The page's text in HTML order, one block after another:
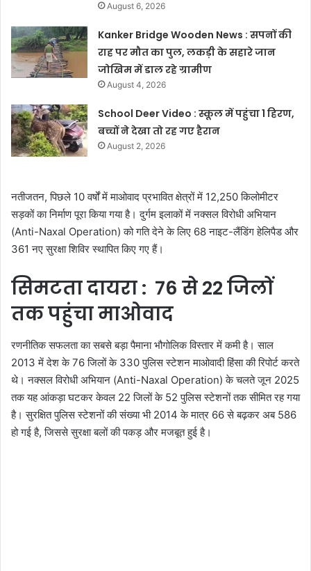
August 6, 2026
Kanker Bridge Wooden News : सपनों की
राह पर मौत का पुल, लकड़ी के सहारे जान
जोखिम में डाल रहे ग्रामीण
August 4, 2026
School Deer Video : स्कूल में पहुंचा 1 हिरण,
बच्चों ने देखा तो रह गए हैरान
August 2, 2026
नतीजतन, पिछले 10 वर्षों में माओवाद प्रभावित क्षेत्रों में 12,250 किलोमीटर
सड़कों का निर्माण पूरा किया गया है। दुर्गम इलाकों में नक्सल विरोधी अभियान
(Anti-Naxal Operation) को गति देने के लिए 68 नाइट-लैंडिंग हेलिपैड और
361 नए सुरक्षा शिविर स्थापित किए गए हैं।
सिमटता दायरा : 76 से 22 जिलों
तक पहुंचा माओवाद
रणनीतिक सफलता का सबसे बड़ा पैमाना भौगोलिक विस्तार में कमी है। साल
2013 में देश के 76 जिलों के 330 पुलिस स्टेशन माओवादी हिंसा की रिपोर्ट करते
थे। नक्सल विरोधी अभियान (Anti-Naxal Operation) के चलते जून 2025
तक यह आंकड़ा घटकर केवल 22 जिलों के 52 पुलिस स्टेशनों तक सीमित रह गया
है। सुरक्षित पुलिस स्टेशनों की संख्या भी 2014 के मात्र 66 से बढ़कर अब 586
हो गई है, जिससे सुरक्षा बलों की पकड़ और मजबूत हुई है।